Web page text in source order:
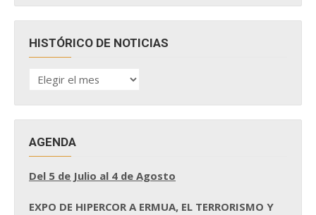
HISTÓRICO DE NOTICIAS
HISTÓRICO
DE
AGENDA
Del 5 de Julio al 4 de Agosto
EXPO DE HIPERCOR A ERMUA, EL TERRORISMO Y